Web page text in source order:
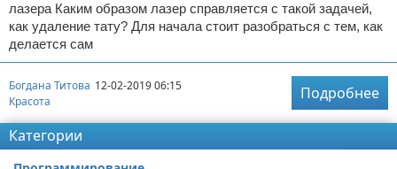
лазера Каким образом лазер справляется с такой задачей,
как удаление тату? Для начала стоит разобраться с тем, как
делается сам
Богдана Титова 12-02-2019 06:15
Красота
Подробнее
Категории